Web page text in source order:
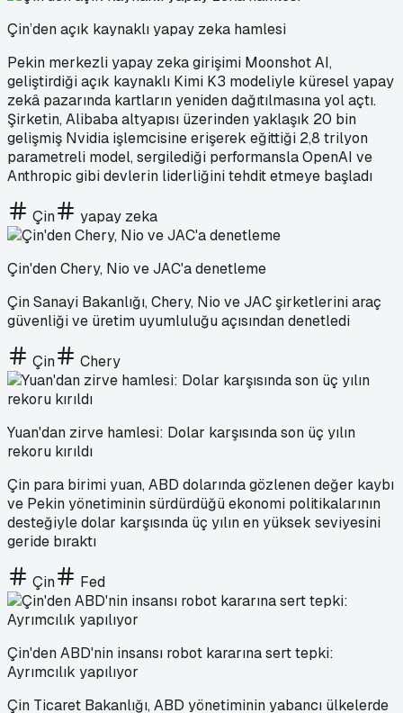
Çin’den açık kaynaklı yapay zeka hamlesi
Pekin merkezli yapay zeka girişimi Moonshot AI,
geliştirdiği açık kaynaklı Kimi K3 modeliyle küresel yapay
zekâ pazarında kartların yeniden dağıtılmasına yol açtı.
Şirketin, Alibaba altyapısı üzerinden yaklaşık 20 bin
gelişmiş Nvidia işlemcisine erişerek eğittiği 2,8 trilyon
parametreli model, sergilediği performansla OpenAI ve
Anthropic gibi devlerin liderliğini tehdit etmeye başladı
Çin yapay zeka
Çin'den Chery, Nio ve JAC'a denetleme
Çin Sanayi Bakanlığı, Chery, Nio ve JAC şirketlerini araç
güvenliği ve üretim uyumluluğu açısından denetledi
Çin Chery
Yuan'dan zirve hamlesi: Dolar karşısında son üç yılın
rekoru kırıldı
Çin para birimi yuan, ABD dolarında gözlenen değer kaybı
ve Pekin yönetiminin sürdürdüğü ekonomi politikalarının
desteğiyle dolar karşısında üç yılın en yüksek seviyesini
geride bıraktı
Çin Fed
Çin'den ABD'nin insansı robot kararına sert tepki:
Ayrımcılık yapılıyor
Çin Ticaret Bakanlığı, ABD yönetiminin yabancı ülkelerde